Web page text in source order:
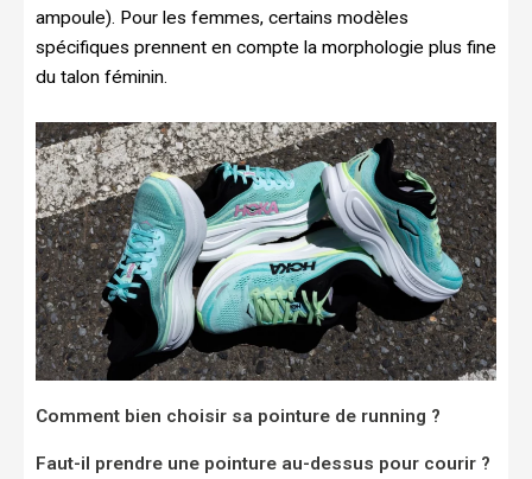
ampoule). Pour les femmes, certains modèles
spécifiques prennent en compte la morphologie plus fine
du talon féminin.
Comment bien choisir sa pointure de running ?
Faut-il prendre une pointure au-dessus pour courir ?